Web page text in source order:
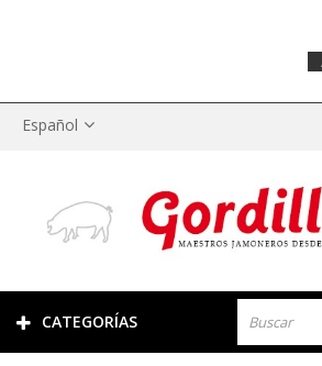
Español
CATEGORÍAS